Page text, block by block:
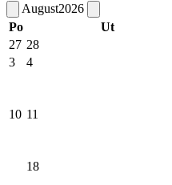
August2026
Po
Ut
27 28
3
4
10 11
18